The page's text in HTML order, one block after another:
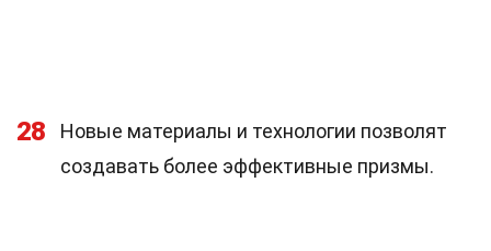
28
Новые материалы и технологии позволят
создавать более эффективные призмы.